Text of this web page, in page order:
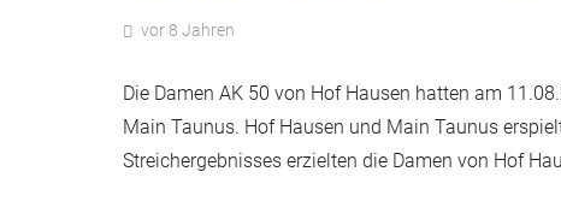
vor 8 Jahren
Die Damen AK 50 von Hof Hausen hatten am
Main Taunus. Hof Hausen und Main Taunus
Streichergebnisses erzielten die Damen von Hof